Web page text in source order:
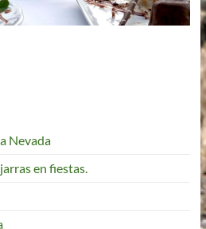
Nevada
en fiestas.